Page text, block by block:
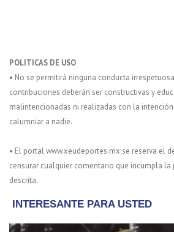
POLITICAS DE USO
• No se permitirá ninguna conducta
contribuciones deberán ser constructivas y
malintencionadas ni realizadas con la
calumniar a nadie.
• El portal www.xeudeportes.mx se reserva el
censurar cualquier comentario que incumpla
descrita.